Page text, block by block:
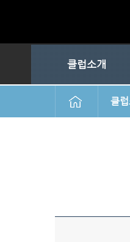
클럽소개
클